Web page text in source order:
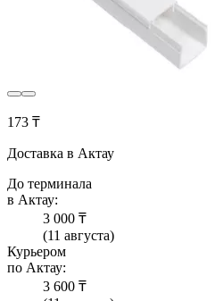
173 ₸
Доставка в Актау
До терминала
в Актау:
3 000 ₸
(11 августа)
Курьером
по Актау:
3 600 ₸